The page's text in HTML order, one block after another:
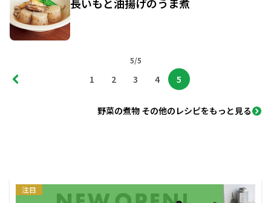
5/5
1 2 3 4 5
野菜の煮物 その他のレシピをもっと見る
注目